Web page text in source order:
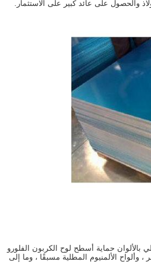
والحصول على عائد كبير على الاستثمار.
بالألوان حماية أسطح لوح الكربون الفلورو
، وألواح الألمنيوم المطلية مسبقًا ، وما إلى